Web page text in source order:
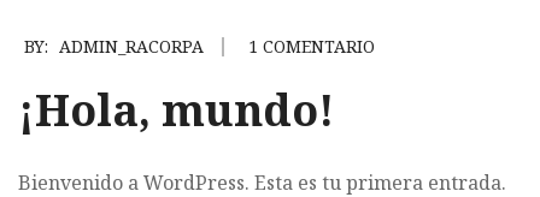
BY: ADMIN_RACORPA 1 COMENTARIO
¡Hola, mundo!
Bienvenido a WordPress. Esta es tu primera entrada.